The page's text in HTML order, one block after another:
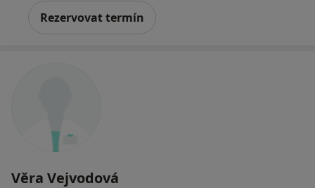
Rezervovat termín
Věra Vejvodová